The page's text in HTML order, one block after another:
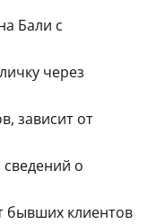
Бали с
через
зависит от
сведений о
бывших клиентов